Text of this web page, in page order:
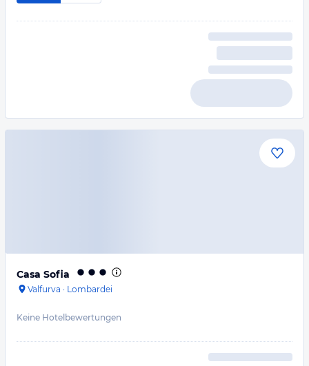
Casa Sofia
Valfurva · Lombardei
Keine Hotelbewertungen